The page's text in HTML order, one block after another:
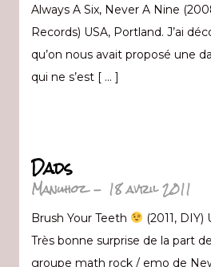
Always A Six, Never A Nine
Records) USA, Portland. J’ai
qu’on nous avait proposé une
qui ne s’est [ … ]
Dads
Manuhoz- 18 avril 2011
Brush Your Teeth
(2011, DIY)
Très bonne surprise de la part
groupe math rock / emo de